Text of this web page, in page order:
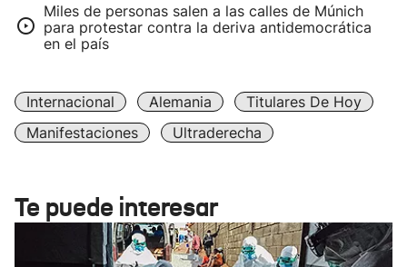
Miles de personas salen a las calles de Múnich
para protestar contra la deriva antidemocrática
en el país
Internacional Alemania
Titulares De Hoy
Manifestaciones
Ultraderecha
Te puede interesar